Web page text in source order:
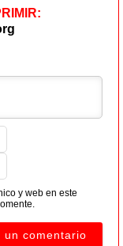
y web en este